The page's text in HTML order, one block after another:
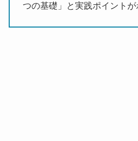
つの基礎」と実践ポイントが